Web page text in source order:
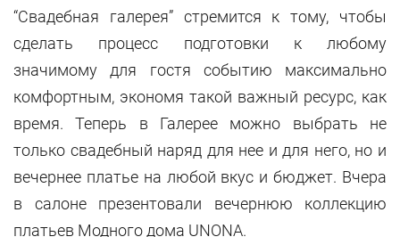
“Свадебная галерея” стремится к тому, чтобы
сделать процесс подготовки к любому
значимому для гостя событию максимально
комфортным, экономя такой важный ресурс, как
время. Теперь в Галерее можно выбрать не
только свадебный наряд для нее и для него, но и
вечернее платье на любой вкус и бюджет. Вчера
в салоне презентовали вечернюю коллекцию
платьев Модного дома UNONA.